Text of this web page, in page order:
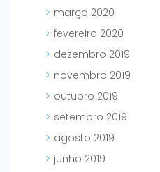
março 2020
fevereiro 2020
dezembro 2019
novembro 2019
outubro 2019
setembro 2019
agosto 2019
junho 2019